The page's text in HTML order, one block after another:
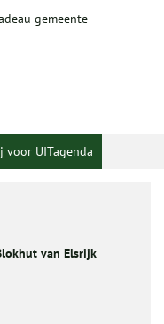
gemeente
voor UITagenda
van Elsrijk